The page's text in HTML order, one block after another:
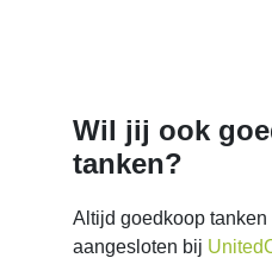
Wil jij ook
tanken?
Altijd goedkoop
aangesloten bij